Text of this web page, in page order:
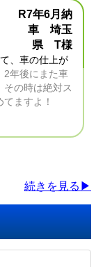
R7年6月納
車 埼玉
県 T様
、車の仕上が
2年後にまた車
その時は絶対ス
ますよ！
続きを見る▶